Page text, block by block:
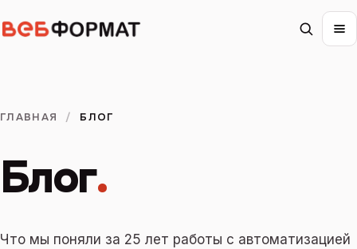
ГЛАВНАЯ / БЛОГ
Блог.
Что мы поняли за 25 лет работы с автоматизацией